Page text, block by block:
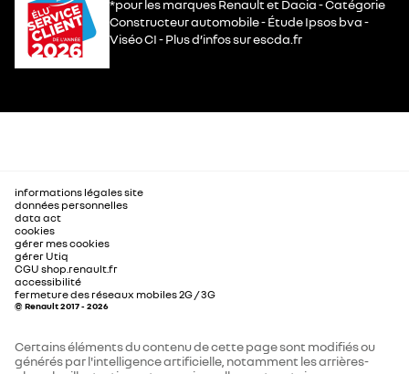
*pour les marques Renault et Dacia - Catégorie
Constructeur automobile - Étude Ipsos bva -
Viséo CI - Plus d’infos sur escda.fr
informations légales site
données personnelles
data act
cookies
gérer mes cookies
gérer Utiq
CGU shop.renault.fr
accessibilité
fermeture des réseaux mobiles 2G / 3G
© Renault 2017 - 2026
Certains éléments du contenu de cette page sont modifiés ou
générés par l'intelligence artificielle, notamment les arrières-